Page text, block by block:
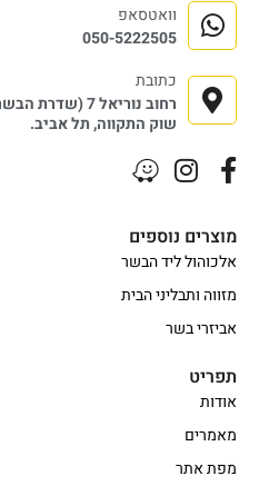
מוצרים נוספים
אלכוהול ליד הבשר
מזווה ותבליני הבית
אביזרי בשר
תפריט
אודות
מאמרים
מפת אתר
וואטסאפ
050-5222505
כתובת
רחוב נוריאל 7 (שדרת הבשר)
שוק התקווה, תל אביב.